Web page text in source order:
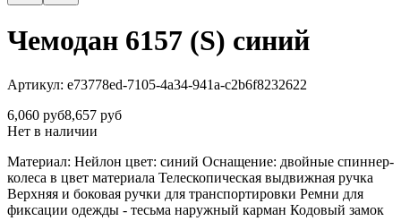
Чемодан 6157 (S) синий
Артикул: e73778ed-7105-4a34-941a-c2b6f8232622
6,060 руб8,657 руб
Нет в наличии
Материал: Нейлон цвет: синий Оснащение: двойные спиннер-
колеса в цвет материала Телескопическая выдвижная ручка
Верхняя и боковая ручки для транспортировки Ремни для
фиксации одежды - тесьма наружный карман Кодовый замок